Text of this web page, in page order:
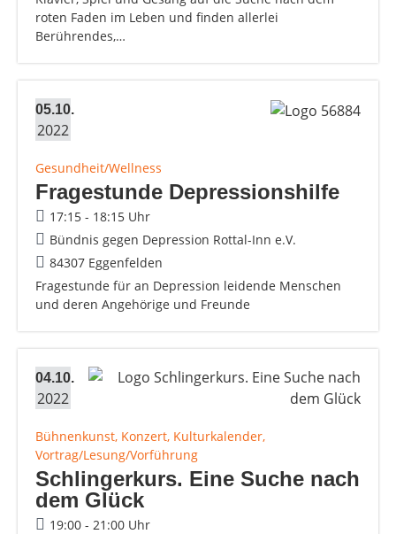
roten Faden im Leben und finden allerlei
Berührendes,…
05.10.
2022
Gesundheit/Wellness
Fragestunde Depressionshilfe
17:15 - 18:15 Uhr
Bündnis gegen Depression Rottal-Inn e.V.
84307 Eggenfelden
Fragestunde für an Depression leidende Menschen
und deren Angehörige und Freunde
04.10.
2022
Bühnenkunst, Konzert, Kulturkalender,
Vortrag/Lesung/Vorführung
Schlingerkurs. Eine Suche nach
dem Glück
19:00 - 21:00 Uhr